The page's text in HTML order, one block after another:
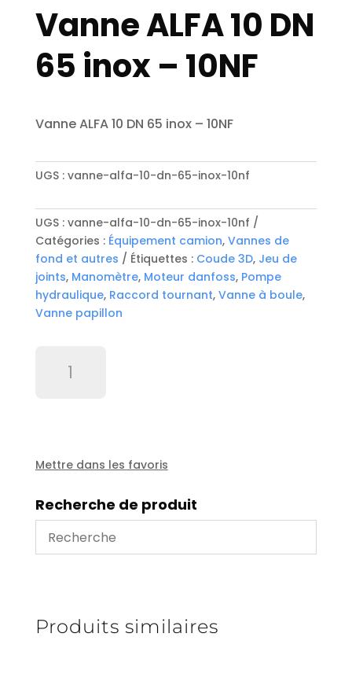
Vanne ALFA 10 DN
65 inox – 10NF
Vanne ALFA 10 DN 65 inox – 10NF
UGS : vanne-alfa-10-dn-65-inox-10nf
UGS : vanne-alfa-10-dn-65-inox-10nf
Catégories : Équipement camion, Vannes de
fond et autres
Étiquettes : Coude 3D, Jeu de
joints, Manomètre, Moteur danfoss, Pompe
hydraulique, Raccord tournant, Vanne à boule,
Vanne papillon
65
-
10NF
Mettre dans les favoris
Recherche de produit
Produits similaires